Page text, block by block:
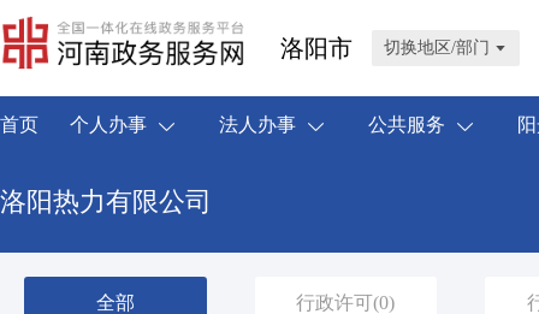
洛阳市 切换地区/部门
首页 个人办事 法人办事 公共服务
洛阳热力有限公司
全部 行政许可(0)